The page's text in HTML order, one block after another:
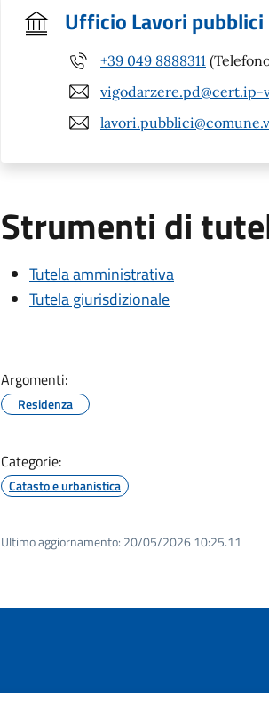
Ufficio Lavori pubblici
+39 049 8888311
vigodarzere.pd@cert.ip-
Strumenti di
Tutela amministrativa
Tutela giurisdizionale
Argomenti:
Residenza
Categorie:
Catasto e urbanistica
Ultimo aggiornamento: 20/05/2026 10:25.11